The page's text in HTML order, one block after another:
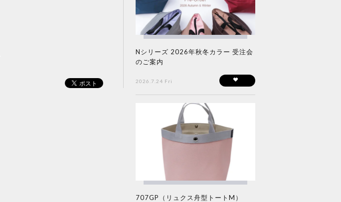
Nシリーズ 2026年秋冬カラー 受注会
のご案内
2026.7.24 Fri
707GP（リュクス舟型トートM）